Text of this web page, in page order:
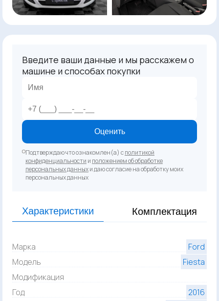
Введите ваши данные и мы расскажем о
машине и способах покупки
Оценить
Подтверждаю что ознакомлен(а) сполитикой
конфиденциальности и положением об обработке
персональных данныхи даю согласие на обработку моих
персональных данных
Характеристики Комплектация
Марка
Ford
Модель
Fiesta
Модификация
Год
2016